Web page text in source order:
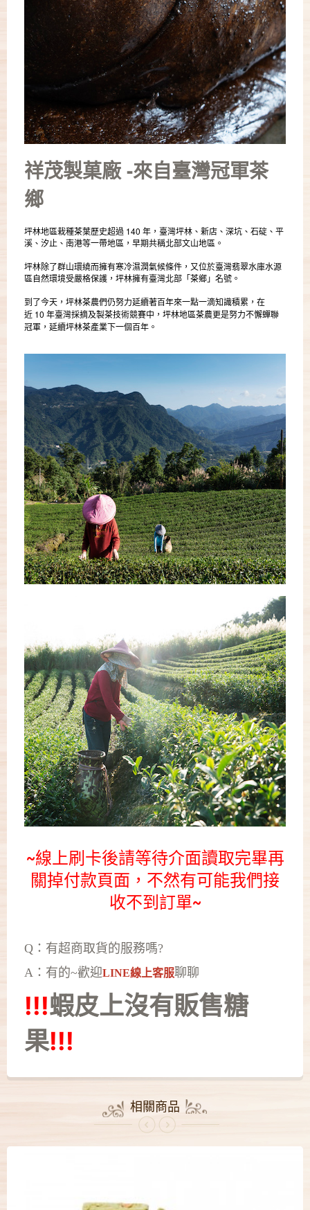
祥茂製菓廠 -來自臺灣冠軍茶
鄉
坪林地區栽種茶葉歷史超過 140 年，臺灣坪林、新店、深坑、石碇、平
溪、汐止、南港等一帶地區，早期共稱北部文山地區。
坪林除了群山環繞而擁有寒冷濕潤氣候條件，又位於臺灣翡翠水庫水源
區自然環境受嚴格保護，坪林擁有臺灣北部「茶鄉」名號。
到了今天，坪林茶農們仍努力延續著百年來一點一滴知識積累，在
近 10 年臺灣採摘及製茶技術競賽中，坪林地區茶農更是努力不懈蟬聯
冠軍，延續坪林茶產業下一個百年。
~線上刷卡後請等待介面讀取完畢再
關掉付款頁面，不然有可能我們接
收不到訂單~
Q：有超商取貨的服務嗎?
A：有的~歡迎LINE線上客服聊聊
!!!蝦皮上沒有販售糖
果!!!
相關商品